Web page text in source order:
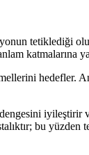
tetiklediği
katmalarına
hedefler.
bu yüzden